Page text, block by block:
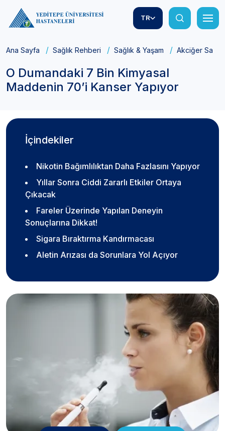
TR
Ana Sayfa Sağlık Rehberi Sağlık & Yaşam Akciğer
O Dumandaki 7 Bin Kimyasal
Maddenin 70’i Kanser Yapıyor
İçindekiler
Nikotin Bağımlılıktan Daha Fazlasını Yapıyor
Yıllar Sonra Ciddi Zararlı Etkiler Ortaya
Çıkacak
Fareler Üzerinde Yapılan Deneyin
Sonuçlarına Dikkat!
Sigara Bıraktırma Kandırmacası
Aletin Arızası da Sorunlara Yol Açıyor